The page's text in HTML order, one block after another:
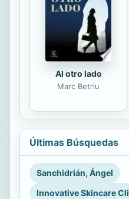
Al otro lado
Marc Betriu
Últimas Búsquedas
Sanchidrián, Ángel
Innovative Skincare